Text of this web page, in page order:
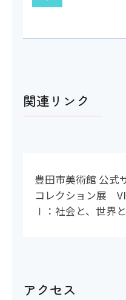
関連リンク
豊田市美術館 公式
コレクション展
Ⅰ：社会と、世界
アクセス